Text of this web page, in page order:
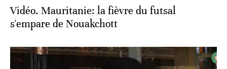
Vidéo. Mauritanie: la fièvre du futsal
s'empare de Nouakchott